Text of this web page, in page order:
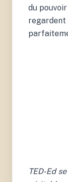
du
regardent
TED-Ed